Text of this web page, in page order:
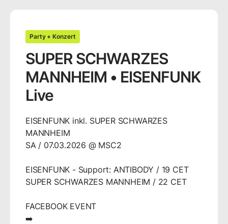
Party + Konzert
SUPER SCHWARZES
MANNHEIM • EISENFUNK
Live
EISENFUNK inkl. SUPER SCHWARZES
MANNHEIM
SA / 07.03.2026 @ MSC2
EISENFUNK - Support: ANTIBODY / 19 CET
SUPER SCHWARZES MANNHEIM / 22 CET
FACEBOOK EVENT
➡️